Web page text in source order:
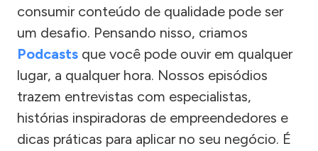
consumir conteúdo de qualidade pode ser
um desafio. Pensando nisso, criamos
Podcasts que você pode ouvir em qualquer
lugar, a qualquer hora. Nossos episódios
trazem entrevistas com especialistas,
histórias inspiradoras de empreendedores e
dicas práticas para aplicar no seu negócio. É